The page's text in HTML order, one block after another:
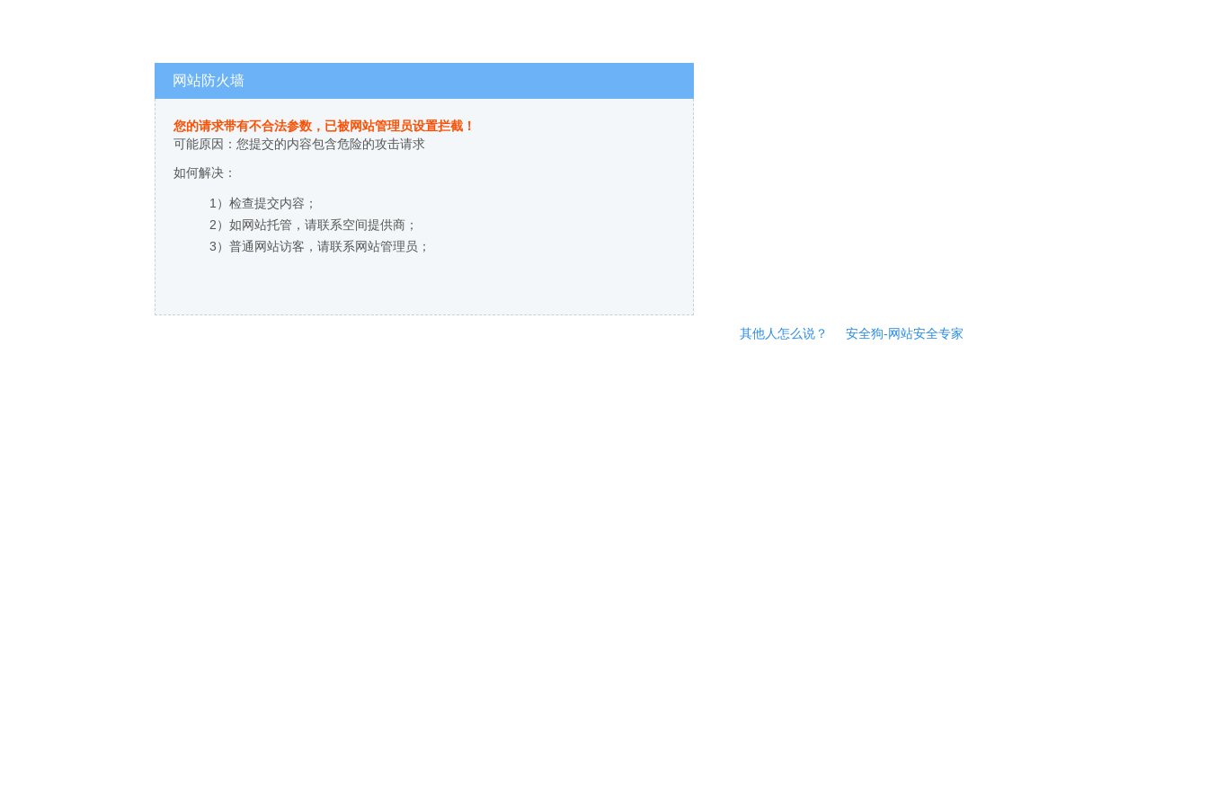
网站防火墙
您的请求带有不合法参数，已被网站管理员设置拦截！
可能原因：您提交的内容包含危险的攻击请求
如何解决：
1）检查提交内容；
2）如网站托管，请联系空间提供商；
3）普通网站访客，请联系网站管理员；
其他人怎么说？ 安全狗-网站安全专家